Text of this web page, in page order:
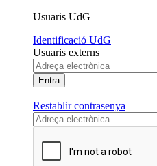
Usuaris UdG
Identificació UdG
Usuaris externs
Restablir contrasenya